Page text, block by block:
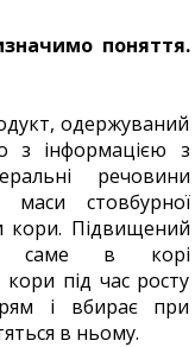
поняття.
одержуваний
з інформацією з
речовини
стовбурної
кори. Підвищений
саме в корі
під час росту
і вбирає при
в ньому.